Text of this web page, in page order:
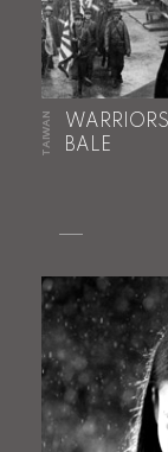
TAIWAN
BALE